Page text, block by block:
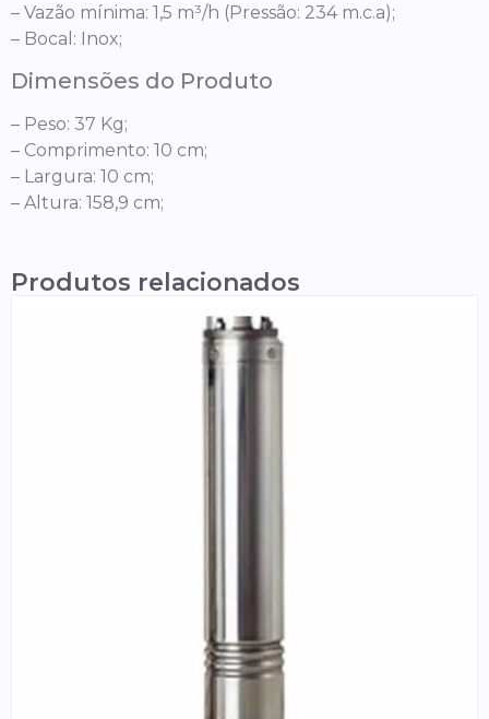
– Vazão mínima: 1,5 m³/h (Pressão: 234 m.c.a);
– Bocal: Inox;
Dimensões do Produto
– Peso: 37 Kg;
– Comprimento: 10 cm;
– Largura: 10 cm;
– Altura: 158,9 cm;
Produtos relacionados